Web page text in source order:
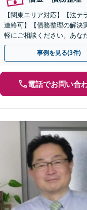
【関東エリア対応】【法
連絡可】【債務整理の解決
軽にご相談ください。あな
人破産にも強い弁護士」【
事例を見る(3件)
電話でお問い合